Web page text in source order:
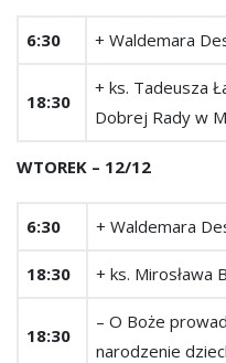
6:30 + Waldemara
18:30
+ ks. Tadeusza
Dobrej Rady w
WTOREK – 12/12
6:30 + Waldemara
18:30 + ks. Mirosława
18:30
– O Boże
narodzenie